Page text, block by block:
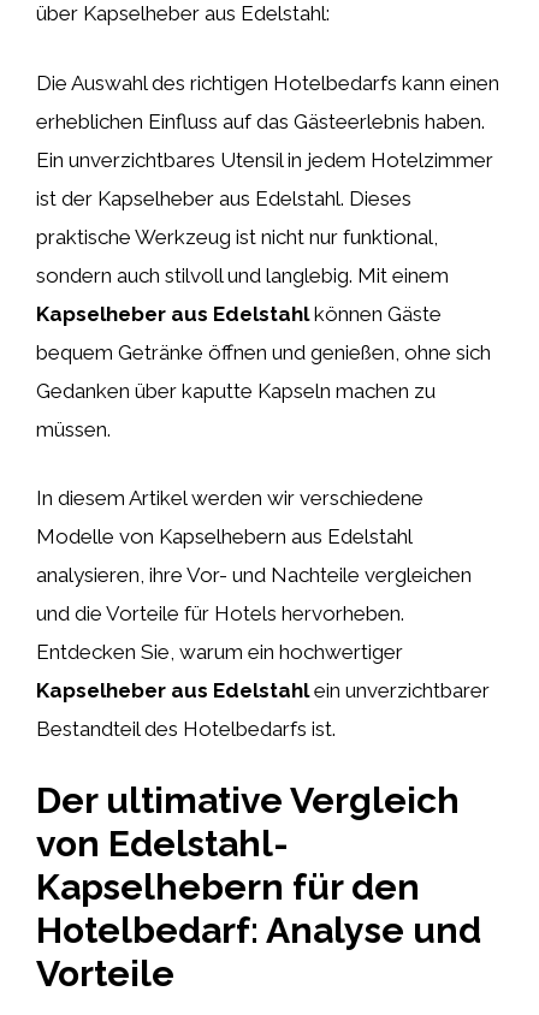
über Kapselheber aus Edelstahl:
Die Auswahl des richtigen Hotelbedarfs kann einen
erheblichen Einfluss auf das Gästeerlebnis haben.
Ein unverzichtbares Utensil in jedem Hotelzimmer
ist der Kapselheber aus Edelstahl. Dieses
praktische Werkzeug ist nicht nur funktional,
sondern auch stilvoll und langlebig. Mit einem
Kapselheber aus Edelstahlkönnen Gäste
bequem Getränke öffnen und genießen, ohne sich
Gedanken über kaputte Kapseln machen zu
müssen.
In diesem Artikel werden wir verschiedene
Modelle von Kapselhebern aus Edelstahl
analysieren, ihre Vor- und Nachteile vergleichen
und die Vorteile für Hotels hervorheben.
Entdecken Sie, warum ein hochwertiger
Kapselheber aus Edelstahlein unverzichtbarer
Bestandteil des Hotelbedarfs ist.
Der ultimative Vergleich
von Edelstahl-
Kapselhebern für den
Hotelbedarf: Analyse und
Vorteile